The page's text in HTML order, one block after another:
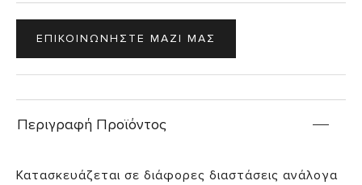
ΕΠΙΚΟΙΝΩΝΗΣΤΕ ΜΑΖΙ ΜΑΣ
Περιγραφή Προϊόντος
Κατασκευάζεται σε διάφορες διαστάσεις ανάλογα